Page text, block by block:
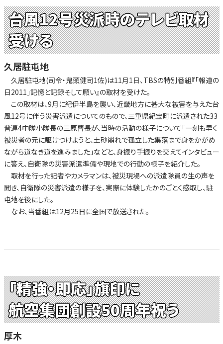
台風12号災派時のテレビ取材
受ける
久居駐屯地
久居駐屯地(司令・鬼頭健司1佐)は11月1日、TBSの特別番組『「報道の
日2011」記憶と記録そして願い』の取材を受けた。
この取材は、9月に紀伊半島を襲い、近畿地方に甚大な被害を与えた台
風12号に伴う災害派遣についてのもので、三重県紀宝町に派遣された33
普連4中隊小隊長の三原曹長が、当時の活動の様子について「一刻も早く
被災者の元に駆けつけようと、土砂崩れで孤立した集落まで身をかがめ
ながら道なき道を進みました」などと、身振り手振りを交えてインタビュー
に答え、自衛隊の災害派遣準備や現地での行動の様子を紹介した。
取材を行った記者やカメラマンは、被災現場への派遣隊員の生の声を
聞き、自衛隊の災害派遣の様子を、実際に体験したかのごとく感取し、駐
屯地を後にした。
なお、当番組は12月25日に全国で放送された。
「精強・即応」旗印に
航空集団創設50周年祝う
厚木